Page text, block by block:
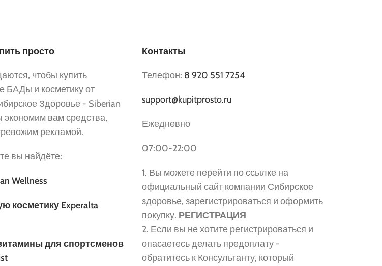
просто
чтобы купить
БАДы и косметику от
Здоровье - Siberian
экономим вам средства,
рекламой.
вы найдёте:
Wellness
косметику Experalta
для спортсменов
Контакты
Телефон: 8 920 551 7254
support@kupitprosto.ru
Ежедневно
07:00-22:00
1. Вы можете перейти по ссылке на
официальный сайт компании Сибирское
здоровье, зарегистрироваться и оформить
покупку. РЕГИСТРАЦИЯ
2. Если вы не хотите регистрироваться и
опасаетесь делать предоплату -
обратитесь к Консультанту, который